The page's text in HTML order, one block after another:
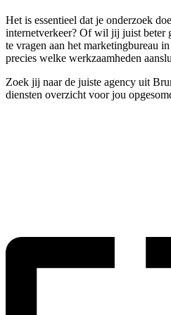
Het is essentieel dat je onderzoek
internetverkeer? Of wil jij juist beter
te vragen aan het marketingbureau
precies welke werkzaamheden
Zoek jij naar de juiste agency uit
diensten overzicht voor jou